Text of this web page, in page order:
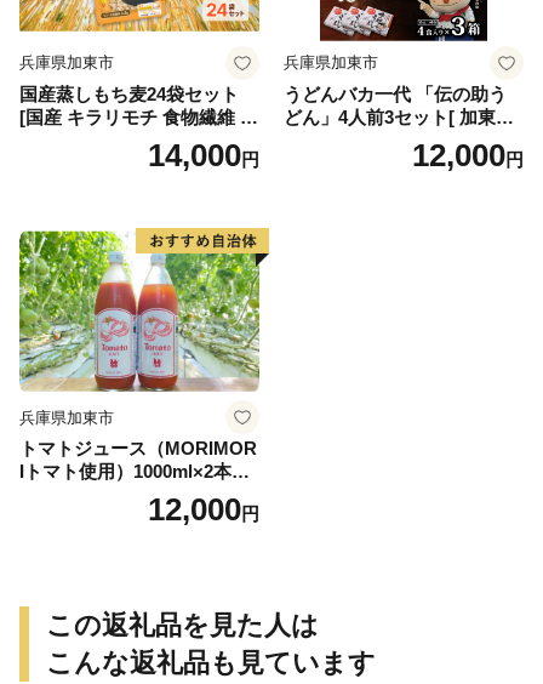
兵庫県加東市
国産蒸しもち麦24袋セット
[国産 キラリモチ 食物繊維 そ
のまま] 雑穀 レトルト インス
14,000円
兵庫県加東市
うどんバカ一代 「伝の助う
どん」4人前3セット[ 加東市
産山田錦 米粉 麺類 うどん さ
ぬきうどん 讃岐うどん ]
12,000円
兵庫県加東市
トマトジュース（MORIMOR
Iトマト使用）1000ml×2本
[野菜ジュース 野菜 国産 健康
栄養価 リコピン 安心 安全 ]
12,000円
この返礼品を見た人は
こんな返礼品も見ています